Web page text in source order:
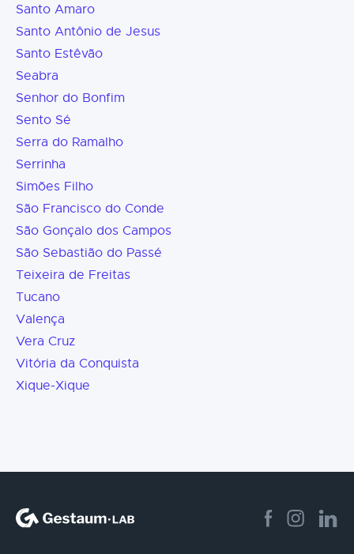
Santo Amaro
Santo Antônio de Jesus
Santo Estêvão
Seabra
Senhor do Bonfim
Sento Sé
Serra do Ramalho
Serrinha
Simões Filho
São Francisco do Conde
São Gonçalo dos Campos
São Sebastião do Passé
Teixeira de Freitas
Tucano
Valença
Vera Cruz
Vitória da Conquista
Xique-Xique